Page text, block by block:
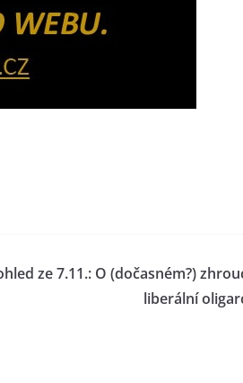
ze 7.11.: O (dočasném?)
liberální